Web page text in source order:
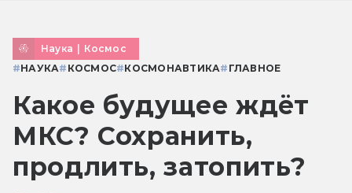
Наука | Космос
#НАУКА# КОСМОС#КОСМОНАВТИКА# ГЛАВНОЕ
Какое будущее ждёт
МКС? Сохранить,
продлить, затопить?